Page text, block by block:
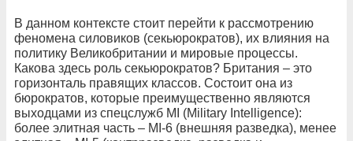
В данном контексте стоит перейти к рассмотрению
феномена силовиков (секьюрократов), их влияния на
политику Великобритании и мировые процессы.
Какова здесь роль секьюрократов? Британия – это
горизонталь правящих классов. Состоит она из
бюрократов, которые преимущественно являются
выходцами из спецслужб MI (Military Intelligence):
более элитная часть – MI-6 (внешняя разведка), менее